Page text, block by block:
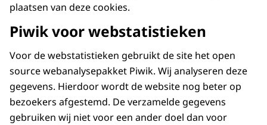
plaatsen van deze cookies.
Piwik voor webstatistieken
Voor de webstatistieken gebruikt de site het open
source webanalysepakket Piwik. Wij analyseren deze
gegevens. Hierdoor wordt de website nog beter op
bezoekers afgestemd. De verzamelde gegevens
gebruiken wij niet voor een ander doel dan voor